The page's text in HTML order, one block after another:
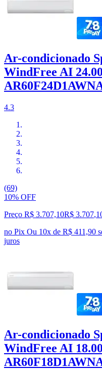
Ar-condicionado
WindFree AI
4.3
(69)
10% OFF
Preço R$ 3.707,10R$ 3.707,
no Pix Ou 10x de R$ 411,90
juros
Ar-condicionado
WindFree AI